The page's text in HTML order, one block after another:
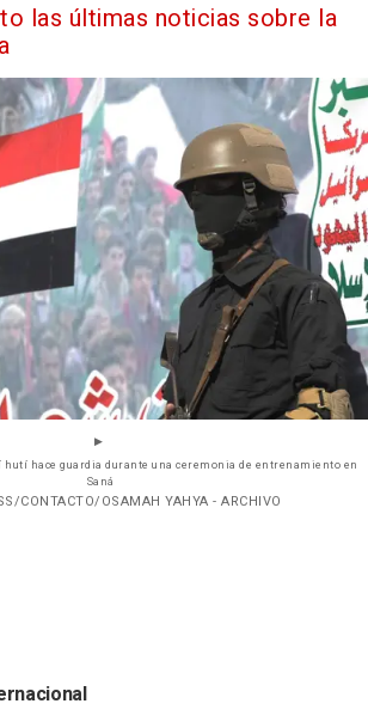
las últimas noticias sobre la
hace guardia durante una ceremonia de entrenamiento en
Saná
CONTACTO/OSAMAH YAHYA - ARCHIVO